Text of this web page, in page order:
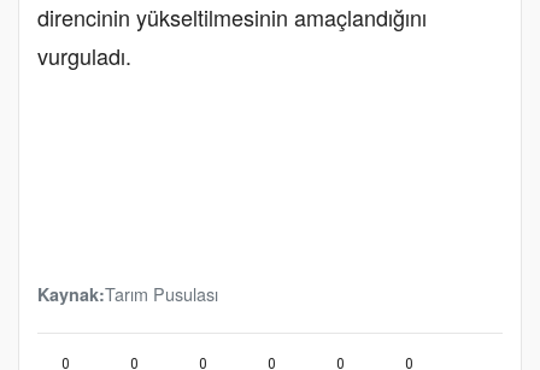
direncinin yükseltilmesinin amaçlandığını
vurguladı.
Kaynak:Tarım Pusulası
0 0 0 0 0 0